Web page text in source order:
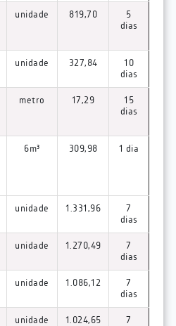
unidade 819,70
5
dias
unidade 327,84
10
dias
metro 17,29
15
dias
6m³ 309,98 1 dia
unidade 1.331,96
7
dias
unidade 1.270,49
7
dias
unidade 1.086,12
7
dias
unidade 1.024,65
7